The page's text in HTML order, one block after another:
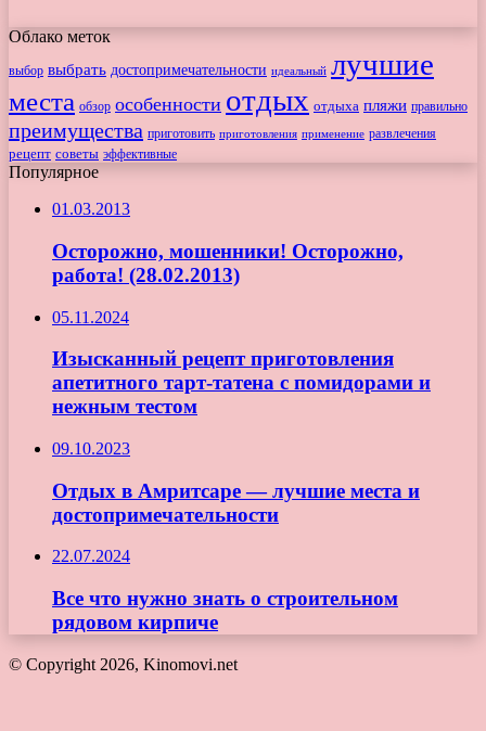
Облако меток
выбор выбрать достопримечательности идеальный лучшие
места обзор особенности отдых отдыха пляжи правильно
преимущества приготовить приготовления применение развлечения
рецепт советы эффективные
Популярное
01.03.2013
Осторожно, мошенники! Осторожно,
работа! (28.02.2013)
05.11.2024
Изысканный рецепт приготовления
апетитного тарт-татена с помидорами и
нежным тестом
09.10.2023
Отдых в Амритсаре — лучшие места и
достопримечательности
22.07.2024
Все что нужно знать о строительном
рядовом кирпиче
© Copyright 2026, Kinomovi.net